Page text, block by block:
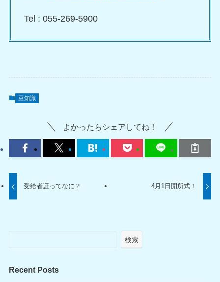
Tel : 055-269-5900
豆知識
よかったらシェアしてね！
受給者証ってなに？ 4月1日開所式！
検索
Recent Posts